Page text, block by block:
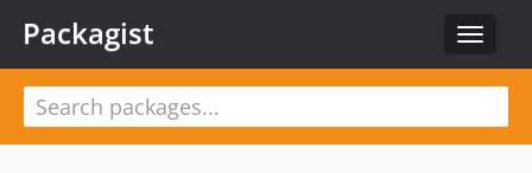
Toggle
Packagist